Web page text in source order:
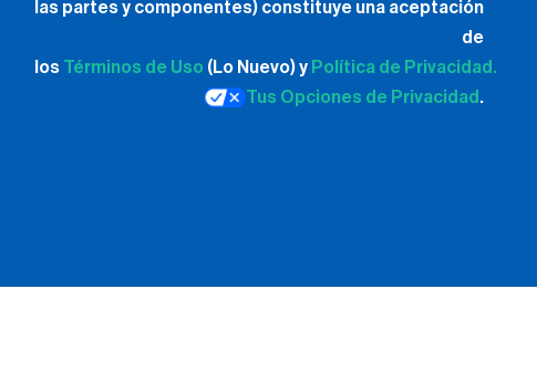
las partes y componentes) constituye una aceptación
de
los Términos de Uso (Lo Nuevo) y Política de Privacidad.
Tus Opciones de Privacidad .